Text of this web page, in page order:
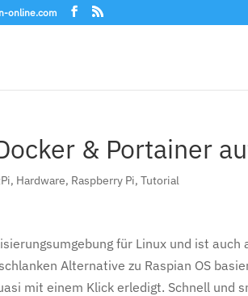
online.com
& Portainer
, Hardware, Raspberry Pi,Tutorial
für Linux und ist
Alternative zu Raspian OS
mit einem Klick erledigt. Schnell und